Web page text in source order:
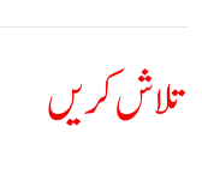
تلاش کریں